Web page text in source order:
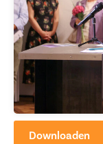
Downloaden